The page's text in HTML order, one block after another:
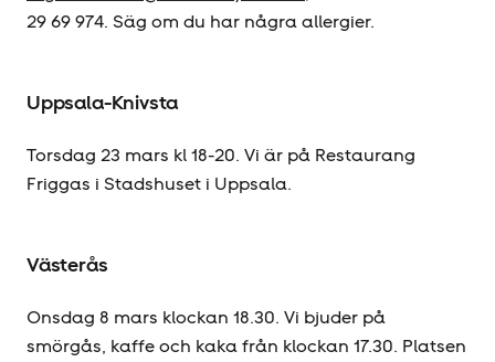
29 69 974. Säg om du har några allergier.
Uppsala-Knivsta
Torsdag 23 mars kl 18-20. Vi är på Restaurang
Friggas i Stadshuset i Uppsala.
Västerås
Onsdag 8 mars klockan 18.30. Vi bjuder på
smörgås, kaffe och kaka från klockan 17.30. Platsen